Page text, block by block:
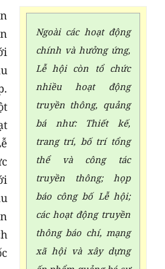
Ngoài các hoạt động
chính và hưởng ứng,
Lễ hội còn tổ chức
nhiều hoạt động
truyền thông, quảng
bá như: Thiết kế,
trang trí, bố trí tổng
thể và công tác
truyền thông; họp
báo công bố Lễ hội;
các hoạt động truyền
thông báo chí, mạng
xã hội và xây dựng